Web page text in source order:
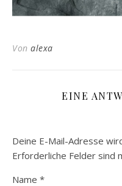
Von alexa
EINE
Deine E-Mail-Adresse
Erforderliche Felder sind
Name *